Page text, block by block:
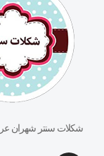
شکلات سنتر شهران